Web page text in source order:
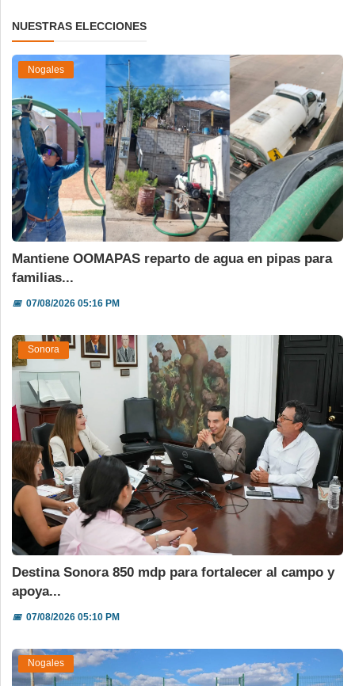
NUESTRAS ELECCIONES
Nogales
Mantiene OOMAPAS reparto de agua en pipas para
familias...
📅07/08/2026 05:16 PM
Sonora
Destina Sonora 850 mdp para fortalecer al campo y
apoya...
📅07/08/2026 05:10 PM
Nogales